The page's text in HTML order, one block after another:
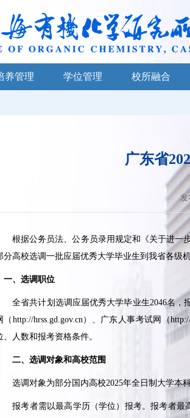
养管理 学位管理 校所融合
广东省
发
根据公务员法、公务员录用规定和《关于进一
分高校选调一批应届优秀大学毕业生到我省各级
一、选调职位
全省共计划选调应届优秀大学毕业生2046名，
（ http://hrss.gd.gov.cn）、广东人事考试网（
、人数和报考资格条件。
二、选调对象和高校范围
选调对象为部分国内高校2025年全日制大学本
报考者需以最高学历（学位）报考。报考者最